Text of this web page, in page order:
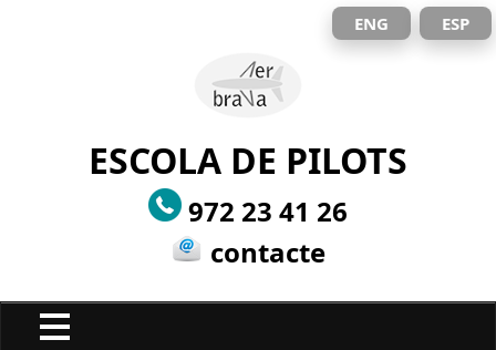
ENG ESP
ESCOLA DE PILOTS
972 23 41 26
contacte